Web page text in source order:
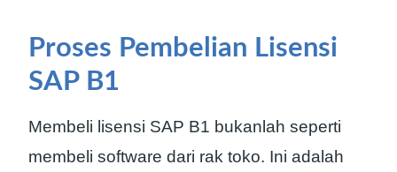
Proses Pembelian Lisensi
SAP B1
Membeli lisensi SAP B1 bukanlah seperti
membeli software dari rak toko. Ini adalah